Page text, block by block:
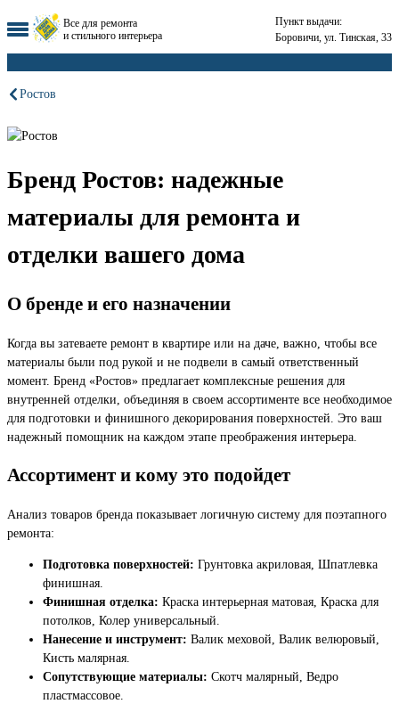
Все для ремонта
и стильного интерьера
Пункт выдачи:
Боровичи, ул. Тинская, 33
Ростов
Бренд Ростов: надежные
материалы для ремонта и
отделки вашего дома
О бренде и его назначении
Когда вы затеваете ремонт в квартире или на даче, важно, чтобы все
материалы были под рукой и не подвели в самый ответственный
момент. Бренд «Ростов» предлагает комплексные решения для
внутренней отделки, объединяя в своем ассортименте все необходимое
для подготовки и финишного декорирования поверхностей. Это ваш
надежный помощник на каждом этапе преображения интерьера.
Ассортимент и кому это подойдет
Анализ товаров бренда показывает логичную систему для поэтапного
ремонта:
Подготовка поверхностей: Грунтовка акриловая, Шпатлевка
финишная.
Финишная отделка: Краска интерьерная матовая, Краска для
потолков, Колер универсальный.
Нанесение и инструмент: Валик меховой, Валик велюровый,
Кисть малярная.
Сопутствующие материалы: Скотч малярный, Ведро
пластмассовое.